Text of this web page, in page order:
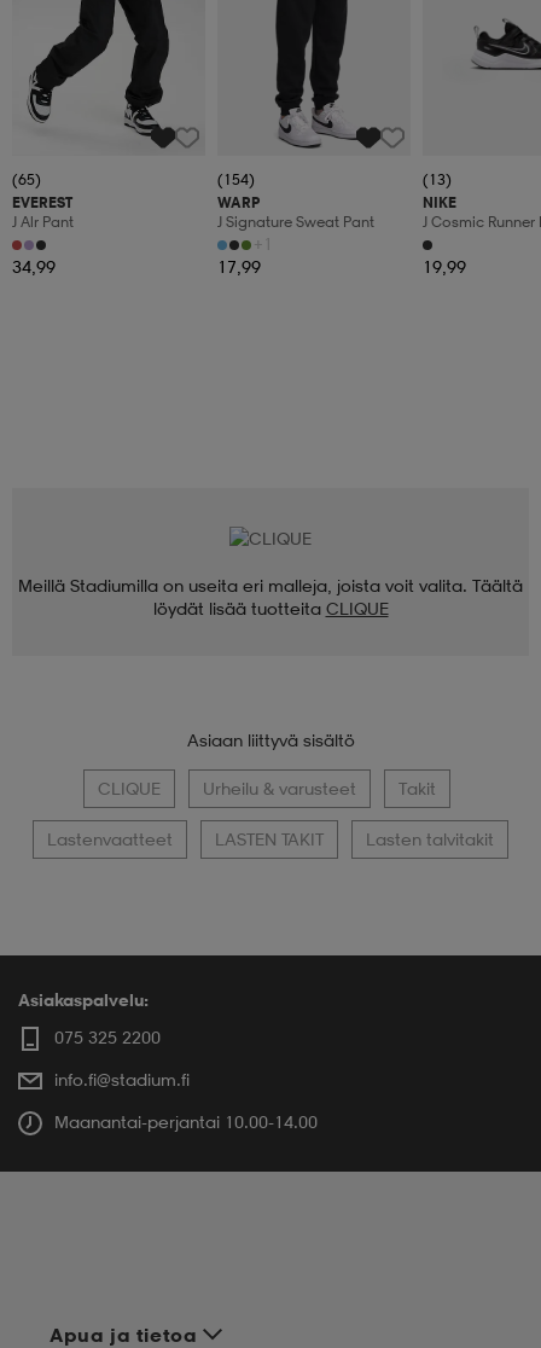
(65)
EVEREST
J Alr Pant
34,99
(154)
WARP
J Signature Sweat Pant
+1
17,99
(13)
NIKE
J Cosmic Runner
19,99
Meillä Stadiumilla on useita eri malleja, joista voit valita. Täältä
löydät lisää tuotteita CLIQUE
Asiaan liittyvä sisältö
CLIQUE Urheilu & varusteet Takit
Lastenvaatteet LASTEN TAKIT Lasten talvitakit
Asiakaspalvelu:
075 325 2200
info.fi@stadium.fi
Maanantai-perjantai 10.00-14.00
Apua ja tietoa